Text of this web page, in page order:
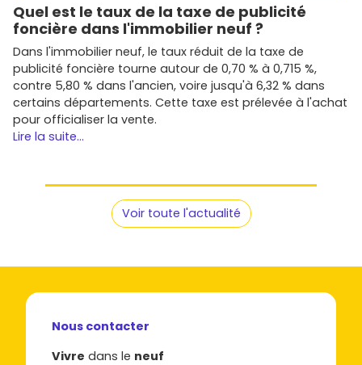
Quel est le taux de la taxe de publicité
foncière dans l'immobilier neuf ?
Dans l'immobilier neuf, le taux réduit de la taxe de
publicité foncière tourne autour de 0,70 % à 0,715 %,
contre 5,80 % dans l'ancien, voire jusqu'à 6,32 % dans
certains départements. Cette taxe est prélevée à l'achat
pour officialiser la vente.
Lire la suite...
Voir toute l'actualité
Nous contacter
Vivre dans le neuf